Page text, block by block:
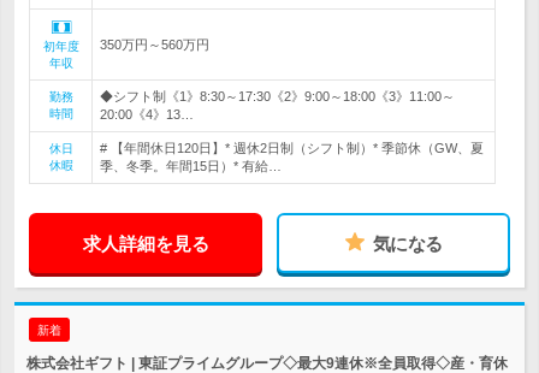
初年度
年収
350万円～560万円
勤務
時間
◆シフト制《1》8:30～17:30《2》9:00～18:00《3》11:00～
20:00《4》13…
休日
休暇
# 【年間休日120日】* 週休2日制（シフト制）* 季節休（GW、夏
季、冬季。年間15日）* 有給…
求人詳細を見る 気になる
新着
株式会社ギフト | 東証プライムグループ◇最大9連休※全員取得◇産・育休